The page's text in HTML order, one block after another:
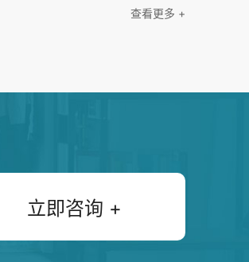
用，包括设计费、施工费和材料费
查看更多 +
立即咨询 +